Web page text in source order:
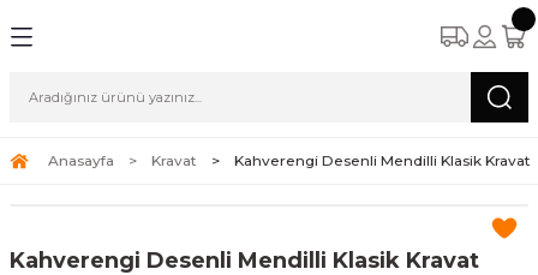
Anasayfa Kravat Kahverengi Desenli Mendilli Klasik Kravat
Kahverengi Desenli Mendilli Klasik Kravat